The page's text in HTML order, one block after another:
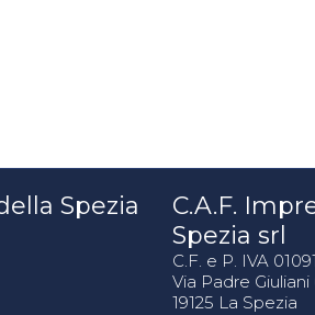
Spezia
C.A.F.
Spezia srl
C.F. e P. IVA
Via Padre Giuliani
19125 La Spezia